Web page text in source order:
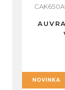
NOVINKA